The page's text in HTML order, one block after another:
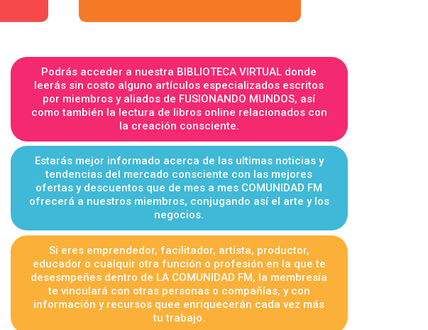
Podrás acceder a nuestra BIBLIOTECA VIRTUAL donde
leerás sin costo alguno artículos especializados escritos
por miembros y aliados de FUSIONANDO MUNDOS, así
como también la lectura de libros online relacionados con
la creación consciente.
Estarás mejor informado acerca de las ultimas noticias y
tendencias del mercado consciente con las mejores
ofertas y descuentos que de mes a mes COMUNIDAD FM
ofrecerá a nuestros miembros, conjugando así el arte y los
negocios.
Si eres emprendedor, facilitador, artista, productor,
educador o cualquir otra función o profesión en la que te
desesmpeñes dentro de LA COMUNIDAD FM, la membresía
te vinculará con otras personas o compañías, y con
información y recursos quee enriquecerán cada vez más
tu trabajo.